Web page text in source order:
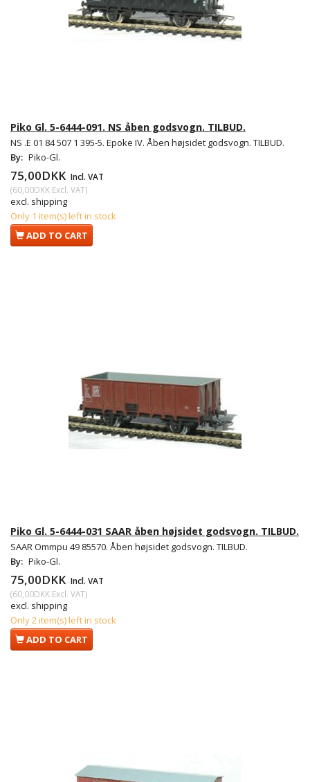
Piko Gl. 5-6444-091. NS åben godsvogn. TILBUD.
NS .E 01 84 507 1 395-5. Epoke IV. Åben højsidet godsvogn. TILBUD.
By: Piko-Gl.
75,00DKK Incl. VAT
(60,00DKK Excl. VAT)
excl. shipping
Only 1 item(s) left in stock
ADD TO CART
Piko Gl. 5-6444-031 SAAR åben højsidet godsvogn. TILBUD.
SAAR Ommpu 49 85570. Åben højsidet godsvogn. TILBUD.
By: Piko-Gl.
75,00DKK Incl. VAT
(60,00DKK Excl. VAT)
excl. shipping
Only 2 item(s) left in stock
ADD TO CART